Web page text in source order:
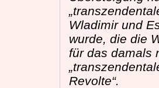
Wladimir und
wurde, die die
für das damals
Revolte“.